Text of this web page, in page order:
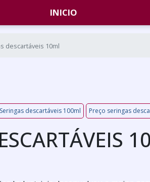
INICIO
descartáveis 10ml
Seringas descartáveis 100ml Preço seringas